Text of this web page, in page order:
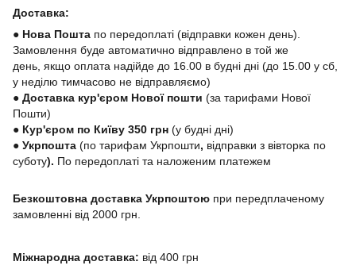
Доставка:
● Нова Пошта по передоплаті (відправки кожен день).
Замовлення буде автоматично відправлено в той же
день, якщо оплата надійде до 16.00 в будні дні (до 15.00 у сб,
у неділю тимчасово не відправляємо)
● Доставка кур'єром Нової пошти (за тарифами Нової
Пошти)
● Кур'єром по Київу 350 грн (у будні дні)
● Укрпошта (по тарифам Укрпошти, відправки з вівторка по
суботу). По передоплаті та наложеним платежем
Безкоштовна доставка Укрпоштою при передплаченому
замовленні від 2000 грн.
Міжнародна доставка: від 400 грн